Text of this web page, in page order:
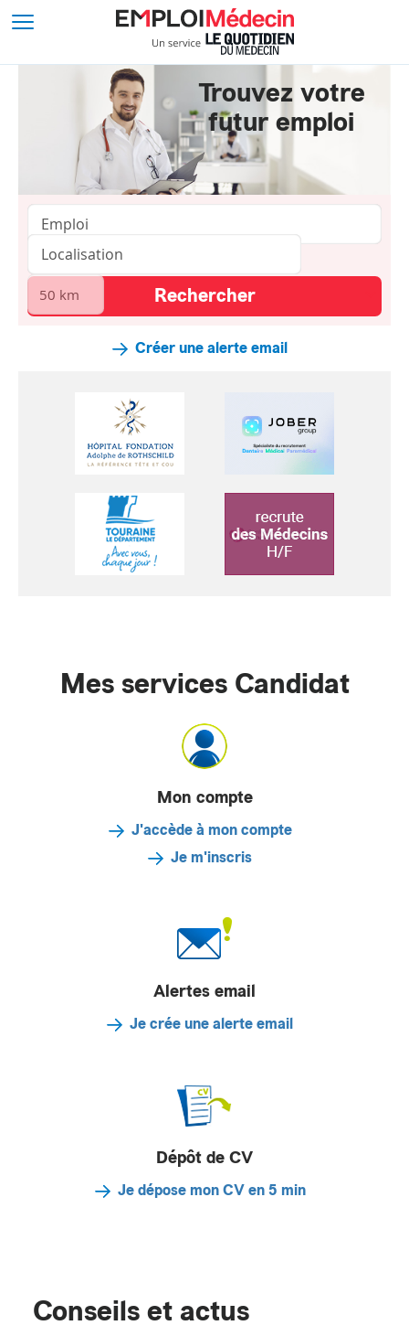
Trouvez votre
futur emploi
Créer une alerte email
Mes services Candidat
Mon compte
J'accède à mon compte
Je m'inscris
Alertes email
Je crée une alerte email
Dépôt de CV
Je dépose mon CV en 5 min
Conseils et actus